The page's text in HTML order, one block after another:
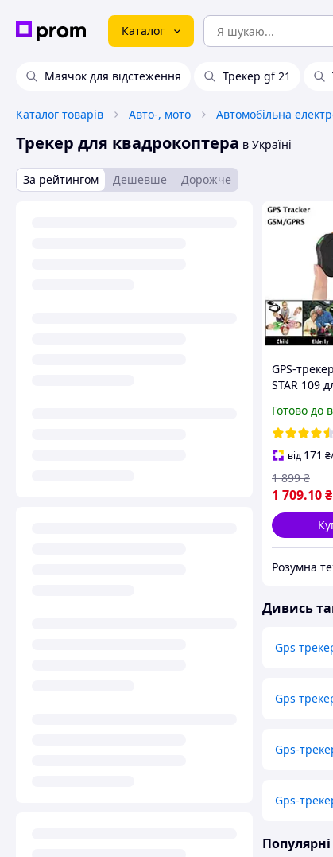
Каталог
Маячок для відстеження Трекер gf 21
Каталог товарів Авто-, мото Автомобільна
Трекер для квадрокоптера в Україні
За рейтингом Дешевше Дорожче
GPS-
STAR 109
собак з
СОС
Готово до
від 171 ₴
1 709.10₴
1 899 ₴
Дивись
Gps
Gps
Gps-
Gps-
Популярні